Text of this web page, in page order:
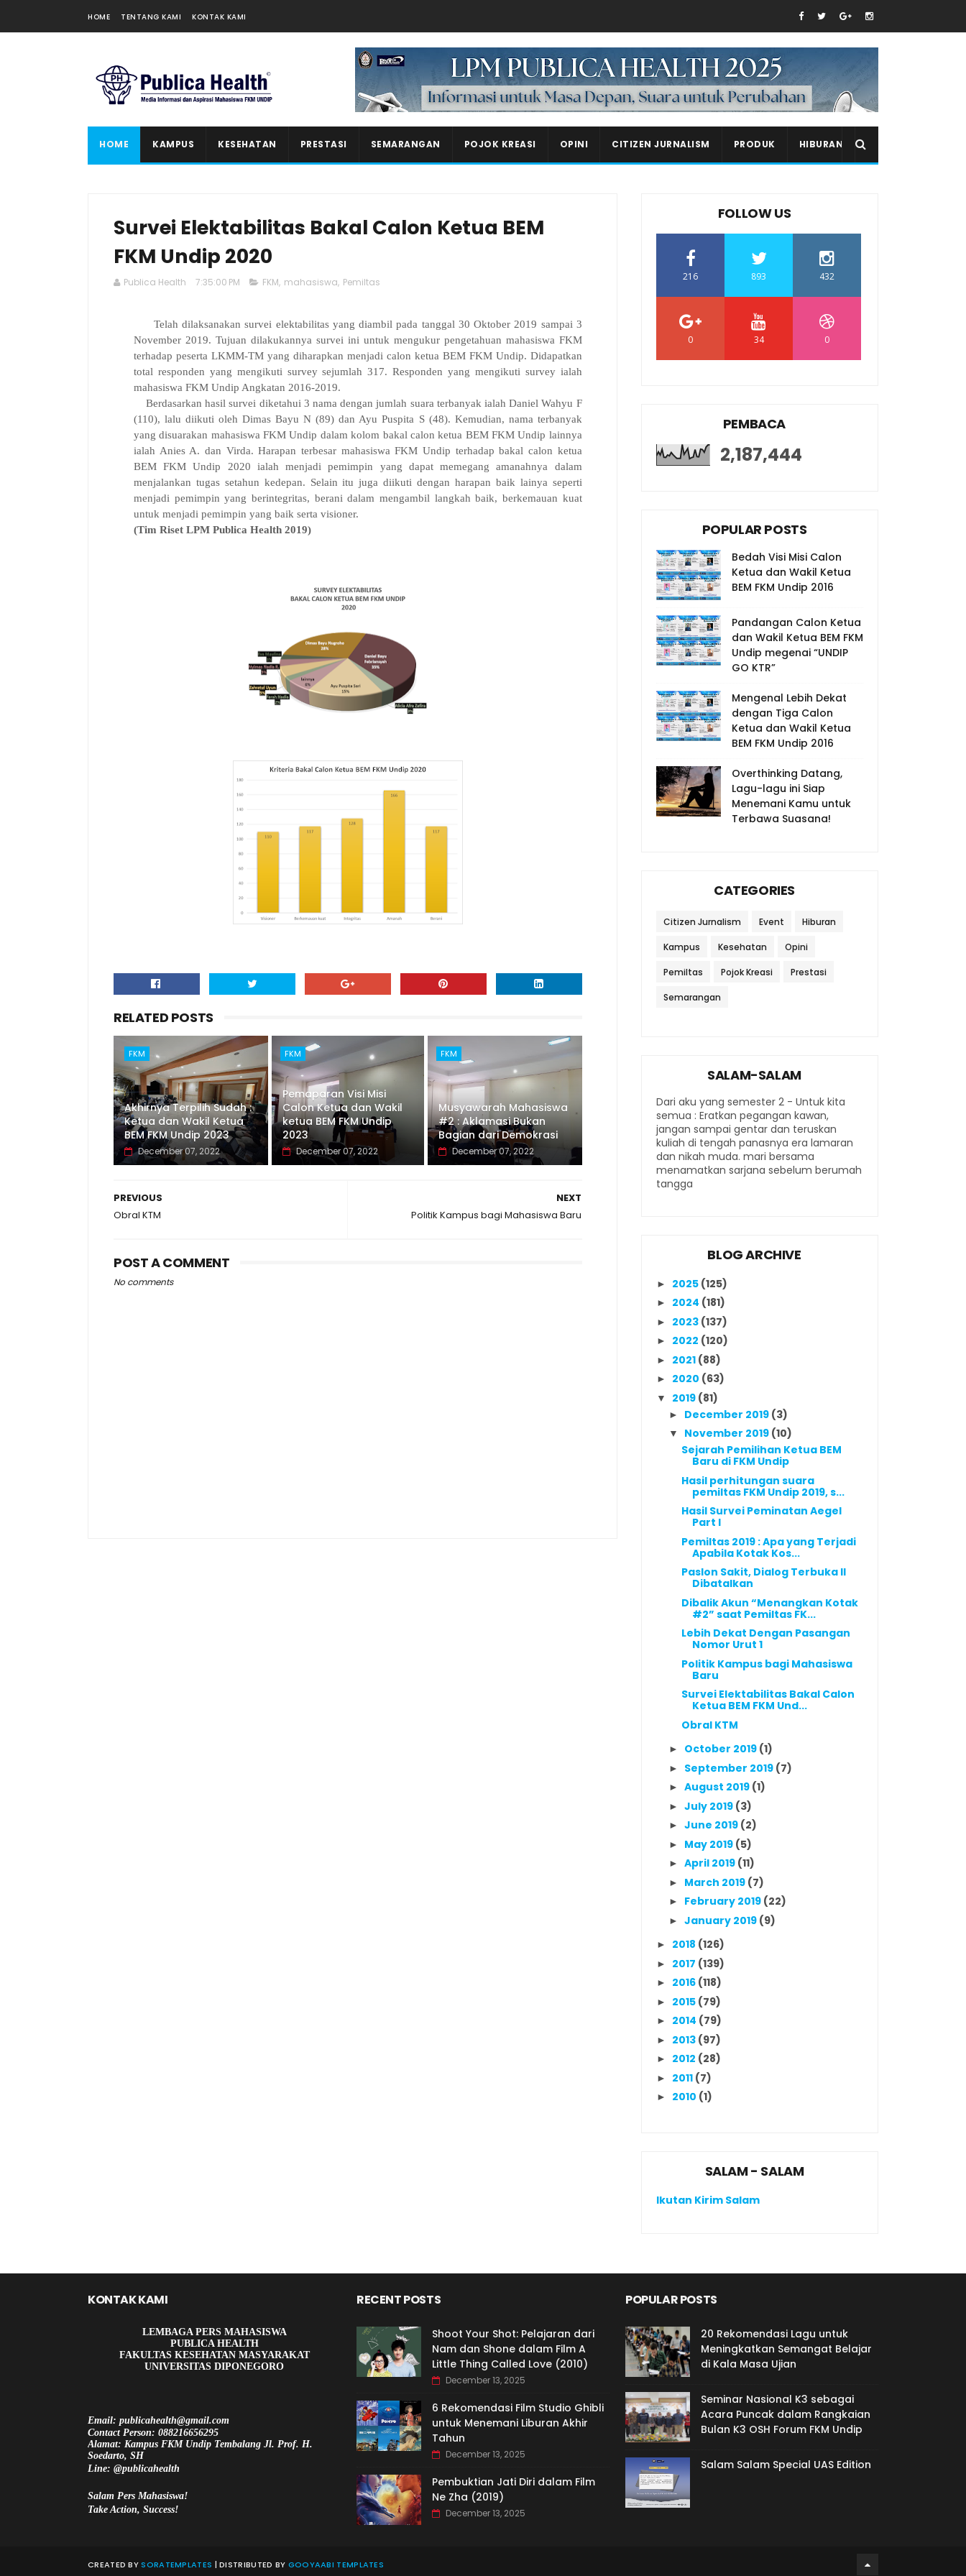
HOME TENTANG KAMI KONTAK KAMI
Masukkan iklan disini!
HOME KAMPUS KESEHATAN PRESTASI SEMARANGAN POJOK KREASI OPINI CITIZEN JURNALISM PRODUK HIBURAN
Survei Elektabilitas Bakal Calon Ketua BEM
FKM Undip 2020
Publica Health 7:35:00 PM FKM, mahasiswa, Pemiltas
Telah dilaksanakan survei elektabilitas yang diambil pada tanggal 30 Oktober 2019 sampai 3
November 2019. Tujuan dilakukannya survei ini untuk mengukur pengetahuan mahasiswa FKM
terhadap peserta LKMM-TM yang diharapkan menjadi calon ketua BEM FKM Undip. Didapatkan
total responden yang mengikuti survey sejumlah 317. Responden yang mengikuti survey ialah
mahasiswa FKM Undip Angkatan 2016-2019.
Berdasarkan hasil survei diketahui 3 nama dengan jumlah suara terbanyak ialah Daniel Wahyu F
(110), lalu diikuti oleh Dimas Bayu N (89) dan Ayu Puspita S (48). Kemudian, nama terbanyak
yang disuarakan mahasiswa FKM Undip dalam kolom bakal calon ketua BEM FKM Undip lainnya
ialah Anies A. dan Virda. Harapan terbesar mahasiswa FKM Undip terhadap bakal calon ketua
BEM FKM Undip 2020 ialah menjadi pemimpin yang dapat memegang amanahnya dalam
menjalankan tugas setahun kedepan. Selain itu juga diikuti dengan harapan baik lainya seperti
menjadi pemimpin yang berintegritas, berani dalam mengambil langkah baik, berkemauan kuat
untuk menjadi pemimpin yang baik serta visioner.
(Tim Riset LPM Publica Health 2019)
RELATED POSTS
FKM
Akhirnya Terpilih Sudah :
Ketua dan Wakil Ketua
BEM FKM Undip 2023
December 07, 2022
FKM
Pemaparan Visi Misi
Calon Ketua dan Wakil
ketua BEM FKM Undip
2023
December 07, 2022
FKM
Musyawarah Mahasiswa
#2 : Aklamasi Bukan
Bagian dari Demokrasi
December 07, 2022
NEXT
Politik Kampus bagi Mahasiswa Baru
PREVIOUS
Obral KTM
POST A COMMENT
No comments
FOLLOW US
216 893 432
0 34 0
PEMBACA
2,187,444
POPULAR POSTS
Bedah Visi Misi Calon
Ketua dan Wakil Ketua
BEM FKM Undip 2016
Pandangan Calon Ketua
dan Wakil Ketua BEM FKM
Undip megenai “UNDIP
GO KTR”
Mengenal Lebih Dekat
dengan Tiga Calon
Ketua dan Wakil Ketua
BEM FKM Undip 2016
Overthinking Datang,
Lagu-lagu ini Siap
Menemani Kamu untuk
Terbawa Suasana!
CATEGORIES
Citizen Jurnalism Event Hiburan
Kampus Kesehatan Opini
Pemiltas Pojok Kreasi Prestasi
Semarangan
SALAM-SALAM
Dari aku yang semester 2 - Untuk kita
semua : Eratkan pegangan kawan,
jangan sampai gentar dan teruskan
kuliah di tengah panasnya era lamaran
dan nikah muda. mari bersama
menamatkan sarjana sebelum berumah
tangga
BLOG ARCHIVE
► 2025 (125)
► 2024 (181)
► 2023 (137)
► 2022 (120)
► 2021 (88)
► 2020 (63)
▼ 2019 (81)
► December 2019 (3)
▼ November 2019 (10)
Sejarah Pemilihan Ketua BEM
Baru di FKM Undip
Hasil perhitungan suara
pemiltas FKM Undip 2019, s...
Hasil Survei Peminatan Aegel
Part I
Pemiltas 2019 : Apa yang Terjadi
Apabila Kotak Kos...
Paslon Sakit, Dialog Terbuka II
Dibatalkan
Dibalik Akun “Menangkan Kotak
#2” saat Pemiltas FK...
Lebih Dekat Dengan Pasangan
Nomor Urut 1
Politik Kampus bagi Mahasiswa
Baru
Survei Elektabilitas Bakal Calon
Ketua BEM FKM Und...
Obral KTM
► October 2019 (1)
► September 2019 (7)
► August 2019 (1)
► July 2019 (3)
► June 2019 (2)
► May 2019 (5)
► April 2019 (11)
► March 2019 (7)
► February 2019 (22)
► January 2019 (9)
► 2018 (126)
► 2017 (139)
► 2016 (118)
► 2015 (79)
► 2014 (79)
► 2013 (97)
► 2012 (28)
► 2011 (7)
► 2010 (1)
SALAM - SALAM
Ikutan Kirim Salam
KONTAK KAMI
LEMBAGA PERS MAHASISWA
PUBLICA HEALTH
FAKULTAS KESEHATAN MASYARAKAT
UNIVERSITAS DIPONEGORO
Email: publicahealth@gmail.com
Contact Person: 088216656295
Alamat: Kampus FKM Undip Tembalang Jl. Prof. H.
Soedarto, SH
Line: @publicahealth
Salam Pers Mahasiswa!
Take Action, Success!
RECENT POSTS
Shoot Your Shot: Pelajaran dari
Nam dan Shone dalam Film A
Little Thing Called Love (2010)
December 13, 2025
6 Rekomendasi Film Studio Ghibli
untuk Menemani Liburan Akhir
Tahun
December 13, 2025
Pembuktian Jati Diri dalam Film
Ne Zha (2019)
December 13, 2025
POPULAR POSTS
20 Rekomendasi Lagu untuk
Meningkatkan Semangat Belajar
di Kala Masa Ujian
Seminar Nasional K3 sebagai
Acara Puncak dalam Rangkaian
Bulan K3 OSH Forum FKM Undip
Salam Salam Special UAS Edition
CREATED BYSORATEMPLATES | DISTRIBUTED BY GOOYAABI TEMPLATES